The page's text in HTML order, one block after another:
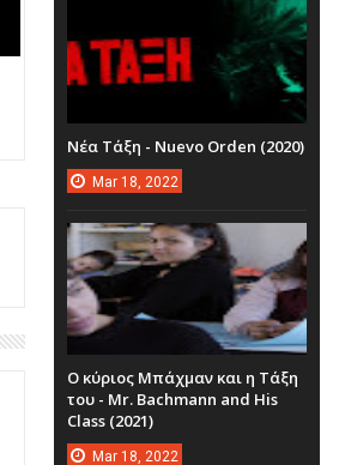
Νέα Τάξη - Nuevo Orden (2020)
Mar 18, 2022
Ο κύριος Μπάχμαν και η Τάξη
του - Mr. Bachmann and His
Class (2021)
Mar 18, 2022